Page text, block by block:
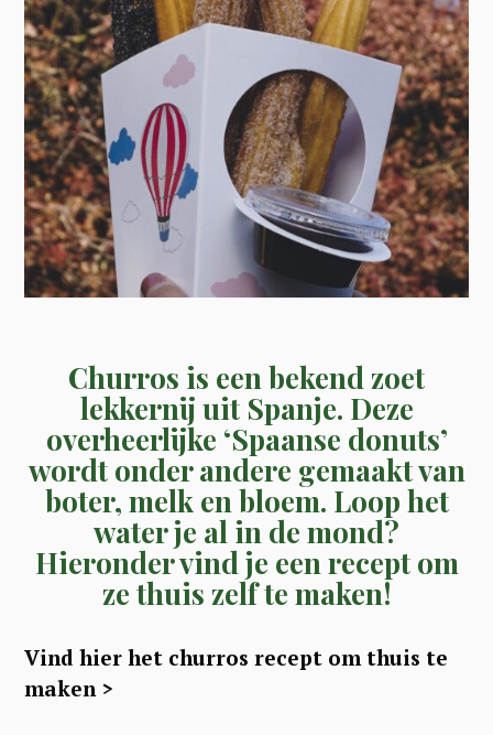
Churros is een bekend zoet
lekkernij uit Spanje. Deze
overheerlijke ‘Spaanse donuts’
wordt onder andere gemaakt van
boter, melk en bloem. Loop het
water je al in de mond?
Hieronder vind je een recept om
ze thuis zelf te maken!
Vind hier het churros recept om thuis te
maken >